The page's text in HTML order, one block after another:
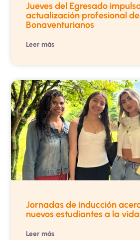
Jueves del Egresado
actualización profesional
Bonaventurianos
Leer más
Jornadas de inducción
nuevos estudiantes a la
Leer más